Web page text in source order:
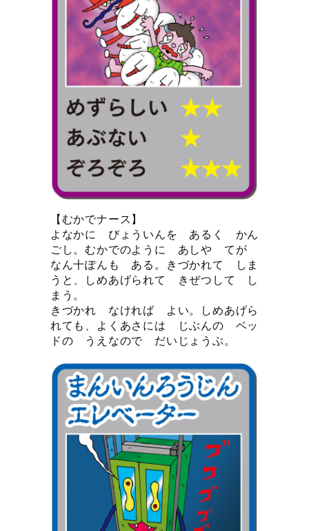
【むかでナース】
よなかに びょういんを あるく かん
ごし。むかでのように あしや てが
なん十ぽんも ある。きづかれて しま
うと、しめあげられて きぜつして し
まう。
きづかれ なければ よい。しめあげら
れても、よくあさには じぶんの ベッ
ドの うえなので だいじょうぶ。